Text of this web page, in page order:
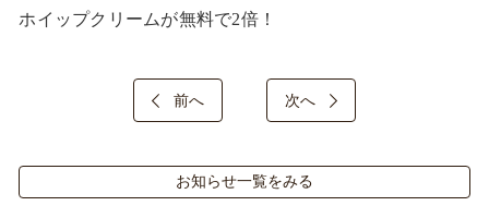
ホイップクリームが無料で2倍！
前へ 次へ
お知らせ一覧をみる